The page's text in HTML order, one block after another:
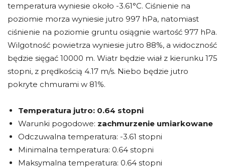
temperatura wyniesie około -3.61°C. Ciśnienie na
poziomie morza wyniesie jutro 997 hPa, natomiast
ciśnienie na poziomie gruntu osiągnie wartość 977 hPa.
Wilgotność powietrza wyniesie jutro 88%, a widoczność
będzie sięgać 10000 m. Wiatr będzie wiał z kierunku 175
stopni, z prędkością 4.17 m/s. Niebo będzie jutro
pokryte chmurami w 81%.
Temperatura jutro: 0.64 stopni
Warunki pogodowe: zachmurzenie umiarkowane
Odczuwalna temperatura: -3.61 stopni
Minimalna temperatura: 0.64 stopni
Maksymalna temperatura: 0.64 stopni